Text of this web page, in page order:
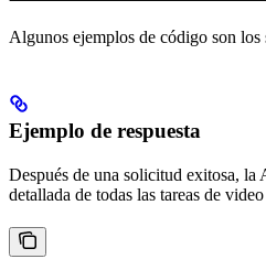
Algunos ejemplos de código son los
Ejemplo de respuesta
Después de una solicitud exitosa,
detallada de todas las tareas de